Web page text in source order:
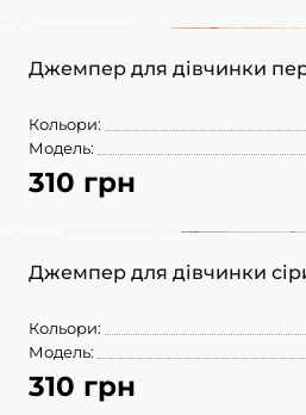
Джемпер для дівчинки
Кольори:
Модель:
310 грн
Джемпер для дівчинки
Кольори:
Модель:
310 грн